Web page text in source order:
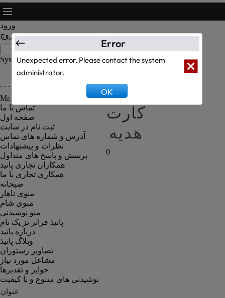
ورود
خروج
System Text Test
سبد
کارت
هدیه
0
. . . رزومه کارکنان رستوران . . .
Mr. Kanbiz Administrator
تماس با ما
صفحه اول
ثبت نام در سایت
آدرس و شماره های تماس
نظرات و پیشنهادات
پرسش و پاسخ های متداول
همکاران تجاری پانیذ
همکاری تجاری با ما
صبحانه
منوی ناهار
منوی شام
منو نوشیدنی
پانیذ فراتر تز یک نام
درباره پانیذ
وبلاگ پانیذ
تصاویر رستوران
مشاغل مورد نیاز
جوایز و تقدیرها
نوشیدنی های متنوع و با کیفیت
عنوان
Error
Unexpected error. Please contact the system
administrator.
OK